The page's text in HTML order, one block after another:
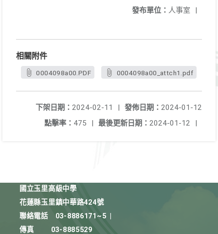
發布單位： 人事室 |
相關附件
0004098a00.PDF 0004098a00_attch1.pdf
發佈日期： 2024-01-12
下架日期： 2024-02-11
|
最後更新日期： 2024-01-12 |
點擊率： 475 |
國立玉里高級中學
花蓮縣玉里鎮中華路424號
聯絡電話
03-8886171~5
傳真
03-8885529